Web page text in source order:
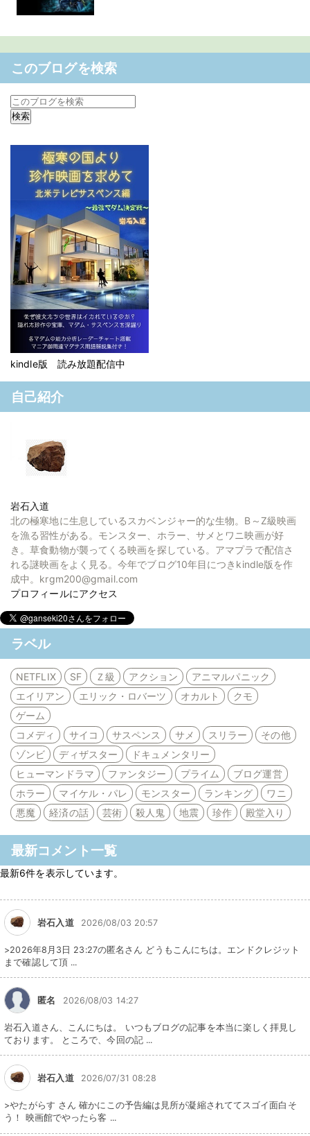
このブログを検索
kindle版 読み放題配信中
自己紹介
岩石入道
北の極寒地に生息しているスカベンジャー的な生物。B～Z級映画
を漁る習性がある。モンスター、ホラー、サメとワニ映画が好
き。草食動物が襲ってくる映画を探している。アマプラで配信さ
れる謎映画をよく見る。今年でブログ10年目につきkindle版を作
成中。krgm200@gmail.com
プロフィールにアクセス
ラベル
NETFLIX SF Ｚ級 アクション
アニマルパニック
エイリアン
エリック・ロバーツ オカルト
クモ
ゲーム
コメディ
サイコ サスペンス サメ スリラー
その他
ゾンビ
ディザスター
ドキュメンタリー
ヒューマンドラマ
ファンタジー プライム
ブログ運営
ホラー
マイケル・パレ モンスター ランキング
ワニ
悪魔
経済の話 芸術 殺人鬼 地震 珍作 殿堂入り
最新コメント一覧
最新6件を表示しています。
岩石入道 2026/08/03 20:57
>2026年8月3日 23:27の匿名さん どうもこんにちは。エンドクレジット
まで確認して頂 ...
匿名 2026/08/03 14:27
岩石入道さん、こんにちは。 いつもブログの記事を本当に楽しく拝見し
ております。 ところで、今回の記 ...
岩石入道 2026/07/31 08:28
>やたがらす さん 確かにこの予告編は見所が凝縮されててスゴイ面白そ
う！ 映画館でやったら客 ...